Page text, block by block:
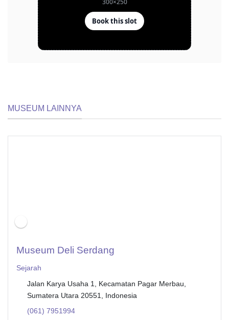
MUSEUM LAINNYA
Museum Deli Serdang
Sejarah
Jalan Karya Usaha 1, Kecamatan Pagar Merbau,
Sumatera Utara 20551, Indonesia
(061) 7951994